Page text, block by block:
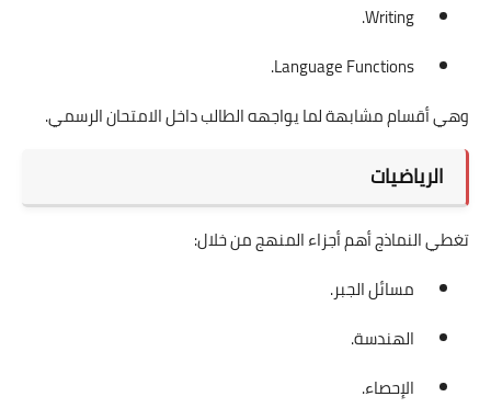
Writing.
Language Functions.
وهي أقسام مشابهة لما يواجهه الطالب داخل الامتحان الرسمي.
الرياضيات
تغطي النماذج أهم أجزاء المنهج من خلال:
مسائل الجبر.
الهندسة.
الإحصاء.